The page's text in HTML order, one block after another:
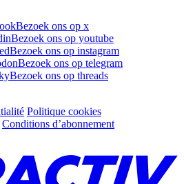
Bezoek ons op x
Bezoek ons op youtube
Bezoek ons op instagram
Bezoek ons op telegram
Bezoek ons op threads
Politique cookies
Conditions d’abonnement